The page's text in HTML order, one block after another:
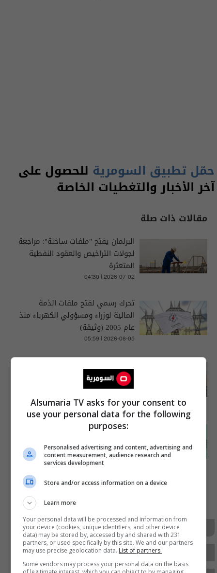
حمّل تطبيق السومرية للحصول على
آخر الأخبار والتغطيات الخاصة
مقالات ذات صلة
البرلمان يفتح "ملفات ساخنة": مراجعة
لجولات التراخيص والعقود النفطية
المتعثرة
04:30 | 2026-07-02
تحرك رسمي لفتح ملفات الذمة
المالية لوزراء ومسؤولي الكهرباء منذ
عام 2005 (وثيقة)
05:59 | 2026-08-05
بالتحقيق في العقود المبرمة
للمؤسسات الحكومية
08:50 | 2026-05-28
هل ينجح الزيدي حيث فشل الآخرون؟..
07:21 | 2026-06-09
حملة شاملة لمراجعة العقود الحكومية وفتح ملفات الفساد
أين ذهبت الأموال؟
ديوان الرقابة المالية الاتحادي
Alsumaria TV asks for your consent to
use your personal data for the following
purposes:
Personalised advertising and content, advertising and
content measurement, audience research and
services development
Store and/or access information on a device
Learn more
Your personal data will be processed and information from
your device (cookies, unique identifiers, and other device
data) may be stored by, accessed by and shared with 231
partners, or used specifically by this site. We and our partners
may use precise geolocation data. List of partners.
Some vendors may process your personal data on the basis